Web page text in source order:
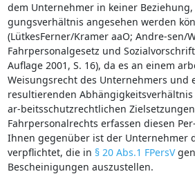
dem Unternehmer in keiner
gungsverhältnis angesehen werden
(LütkesFerner/Kramer aaO; Andre-sen/
Fahrpersonalgesetz und
Auflage 2001, S. 16), da es an einem
Weisungsrecht des Unternehmers und
resultierenden
ar-beitsschutzrechtlichen
Fahrpersonalrechts erfassen diesen
Ihnen gegenüber ist der Unternehmer
verpflichtet, die in § 20 Abs.1 FPersV
Bescheinigungen auszustellen.